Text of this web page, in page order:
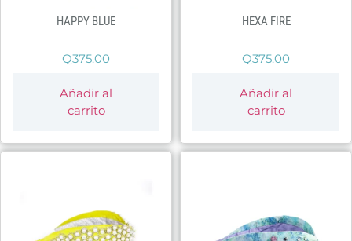
HAPPY BLUE
Q375.00
Añadir al
carrito
HEXA FIRE
Q375.00
Añadir al
carrito